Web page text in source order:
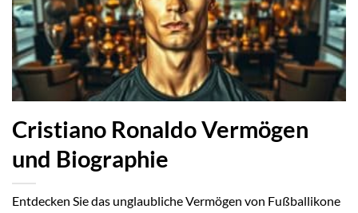
Cristiano Ronaldo Vermögen
und Biographie
Entdecken Sie das unglaubliche Vermögen von Fußballikone